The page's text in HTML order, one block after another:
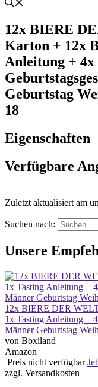
12x BIERE
Karton + 12x
Anleitung +
Geburtstag
18
Eigenschaften
Verfügbare
Zuletzt aktualisiert am
Suchen nach:
Unsere
12x BIERE DER
1x Tasting Anleitung +
Männer Geburtstag
von Boxiland
Amazon
Preis nicht verfügbar
zzgl. Versandkosten